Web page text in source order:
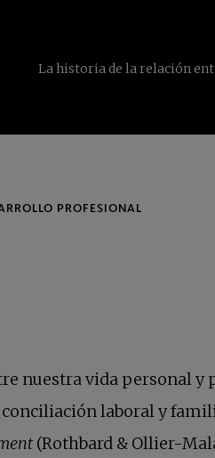
La historia de la relación
nuestra vida personal y
laboral y
(Rothbard & Ollier-